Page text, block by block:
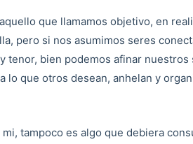
que llamamos objetivo, en
pero si nos asumimos seres
tenor, bien podemos afinar nuestros
lo que otros desean, anhelan y
tampoco es algo que debiera